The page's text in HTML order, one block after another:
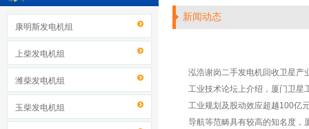
康明斯发电机组
上柴发电机组
潍柴发电机组
玉柴发电机组
新闻动态
泓浩谢岗二手发电机回收卫星产
工业技术论坛上介绍，厦门卫星
工业规划及股动效应超越100亿
导航等范畴具有较高的知名度，